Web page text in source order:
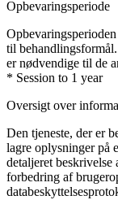
Opbevaringsperiode
til
er nødvendige til de
* Session to 1 year
Oversigt over
Den tjeneste, der er
lagre oplysninger på
detaljeret
forbedring af